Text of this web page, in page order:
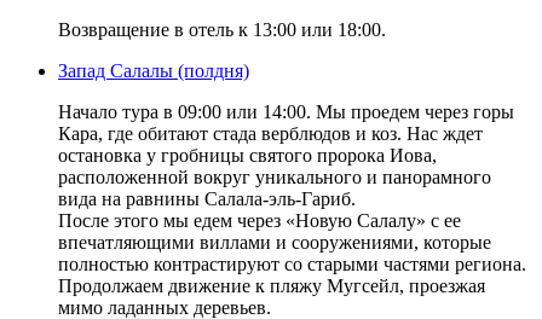
Возвращение в отель к 13:00 или 18:00.
Запад Салалы (полдня)
Начало тура в 09:00 или 14:00. Мы проедем через горы
Кара, где обитают стада верблюдов и коз. Нас ждет
остановка у гробницы святого пророка Иова,
расположенной вокруг уникального и панорамного
вида на равнины Салала-эль-Гариб.
После этого мы едем через «Новую Салалу» с ее
впечатляющими виллами и сооружениями, которые
полностью контрастируют со старыми частями региона.
Продолжаем движение к пляжу Мугсейл, проезжая
мимо ладанных деревьев.